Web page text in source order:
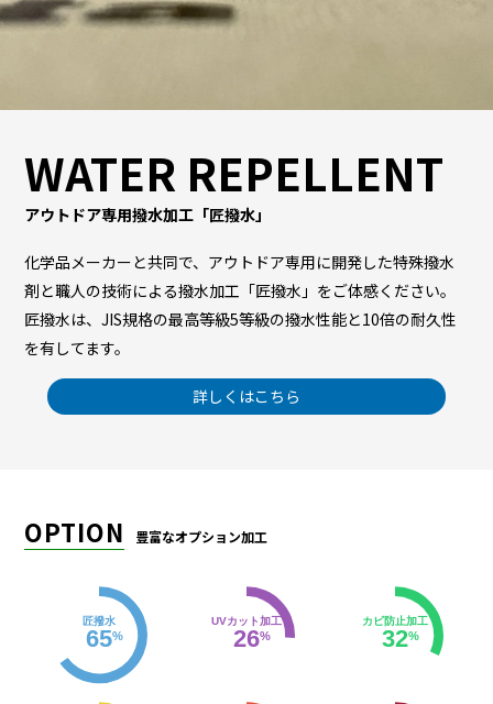
WATER REPELLENT
アウトドア専用撥水加工「匠撥水」
化学品メーカーと共同で、アウトドア専用に開発した特殊撥水
剤と職人の技術による撥水加工「匠撥水」をご体感ください。
匠撥水は、JIS規格の最高等級5等級の撥水性能と10倍の耐久性
を有してます。
詳しくはこちら
OPTION 豊富なオプション加工
匠撥水
65%
UVカット加工
26%
カビ防止加工
32%